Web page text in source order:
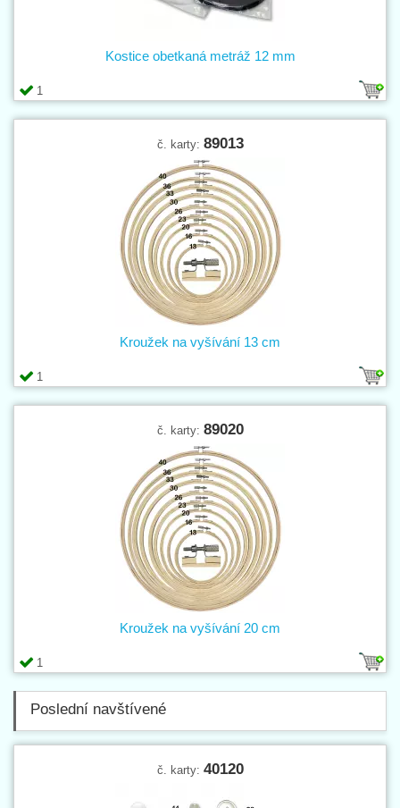
1
Kostice obetkaná metráž 12 mm
č. karty: 89013
1
Kroužek na vyšívání 13 cm
č. karty: 89020
1
Kroužek na vyšívání 20 cm
Poslední navštívené
č. karty: 40120